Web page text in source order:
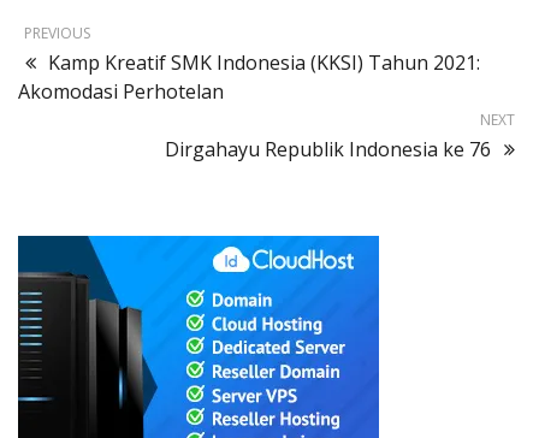
PREVIOUS
Kamp Kreatif SMK Indonesia (KKSI) Tahun 2021:
Akomodasi Perhotelan
NEXT
Dirgahayu Republik Indonesia ke 76